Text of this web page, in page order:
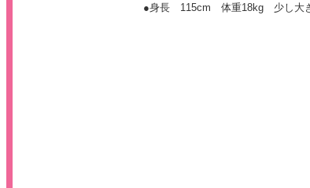
●身長 115cm 体重18kg 少し大